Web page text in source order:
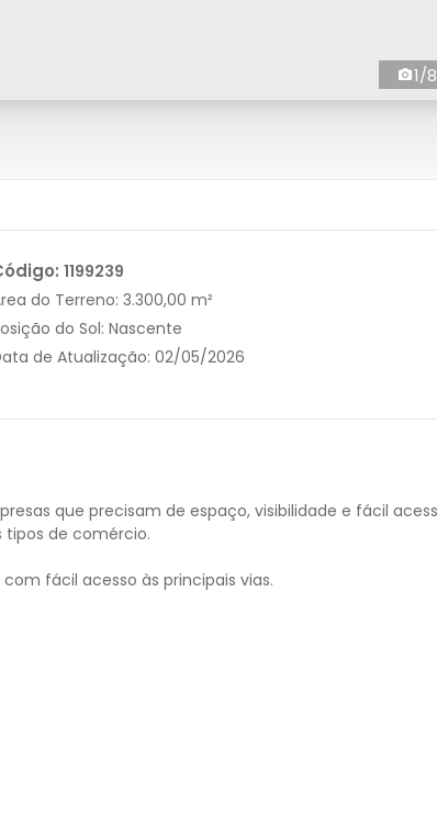
1/8
1199239
do Terreno:3.300,00 m²
do Sol:Nascente
de Atualização:02/05/2026
que precisam de espaço, visibilidade e fácil
tipos de comércio.
fácil acesso às principais vias.